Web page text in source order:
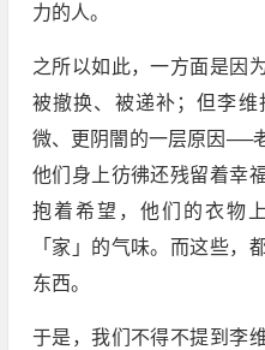
力的人。
之所以如此，一方面是因
被撤换、被递补；但李
微、更阴闇的一层原因──
他们身上彷彿还残留着幸
抱着希望，他们的衣物
「家」的气味。而这些，
东西。
于是，我们不得不提到李